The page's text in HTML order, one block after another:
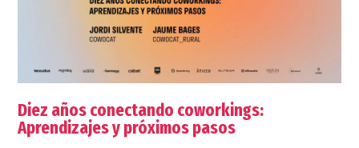
Diez años conectando coworkings:
Aprendizajes y próximos pasos